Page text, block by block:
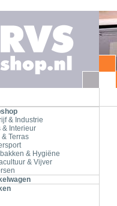
& Industrie
& Interieur
Terras
& Hygiëne
& Vijver